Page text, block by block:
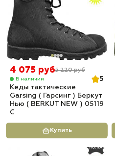
4 075 руб5 220 руб
В наличии
5
Кеды тактические
Garsing ( Гарсинг ) Беркут
Нью ( BERKUT NEW ) 05119
C
Купить